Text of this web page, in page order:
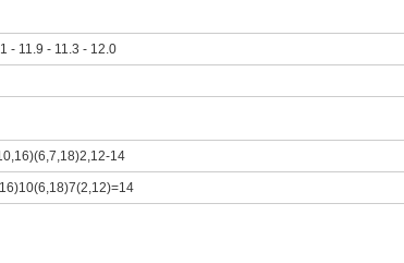
- 11.9 - 11.3 - 12.0
14